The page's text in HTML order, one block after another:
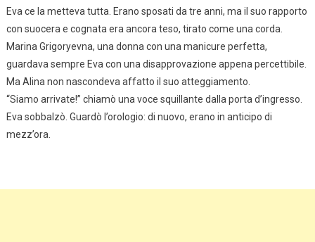
Eva ce la metteva tutta. Erano sposati da tre anni, ma il suo rapporto
con suocera e cognata era ancora teso, tirato come una corda.
Marina Grigoryevna, una donna con una manicure perfetta,
guardava sempre Eva con una disapprovazione appena percettibile.
Ma Alina non nascondeva affatto il suo atteggiamento.
“Siamo arrivate!” chiamò una voce squillante dalla porta d’ingresso.
Eva sobbalzò. Guardò l’orologio: di nuovo, erano in anticipo di
mezz’ora.